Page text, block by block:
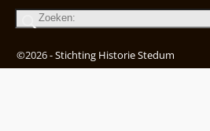
©2026 -Stichting Historie Stedum